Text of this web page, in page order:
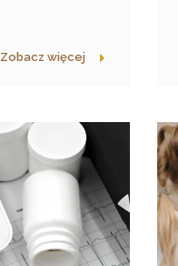
Zobacz więcej